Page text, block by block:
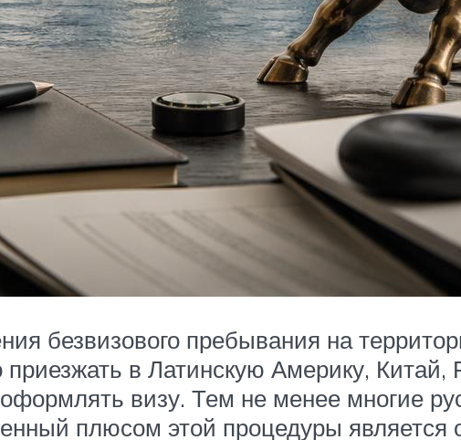
безвизового пребывания на
в Латинскую Америку, Китай,
визу. Тем не менее многие
плюсом этой процедуры является